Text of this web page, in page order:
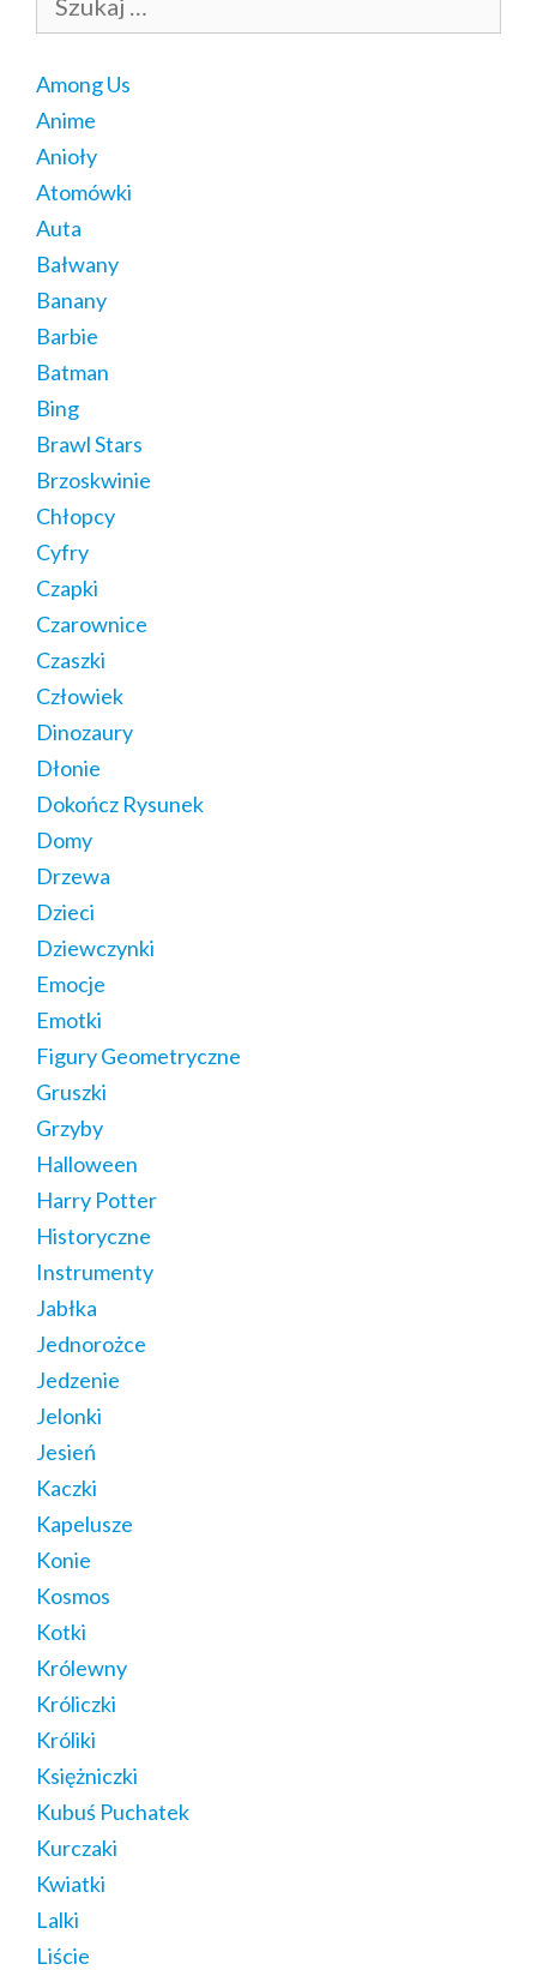
Among Us
Anime
Anioły
Atomówki
Auta
Bałwany
Banany
Barbie
Batman
Bing
Brawl Stars
Brzoskwinie
Chłopcy
Cyfry
Czapki
Czarownice
Czaszki
Człowiek
Dinozaury
Dłonie
Dokończ Rysunek
Domy
Drzewa
Dzieci
Dziewczynki
Emocje
Emotki
Figury Geometryczne
Gruszki
Grzyby
Halloween
Harry Potter
Historyczne
Instrumenty
Jabłka
Jednorożce
Jedzenie
Jelonki
Jesień
Kaczki
Kapelusze
Konie
Kosmos
Kotki
Królewny
Króliczki
Króliki
Księżniczki
Kubuś Puchatek
Kurczaki
Kwiatki
Lalki
Liście